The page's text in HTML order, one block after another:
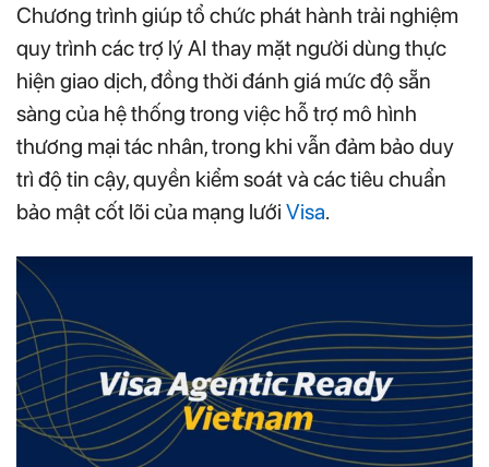
Chương trình giúp tổ chức phát hành trải nghiệm
quy trình các trợ lý AI thay mặt người dùng thực
hiện giao dịch, đồng thời đánh giá mức độ sẵn
sàng của hệ thống trong việc hỗ trợ mô hình
thương mại tác nhân, trong khi vẫn đảm bảo duy
trì độ tin cậy, quyền kiểm soát và các tiêu chuẩn
bảo mật cốt lõi của mạng lưới Visa.